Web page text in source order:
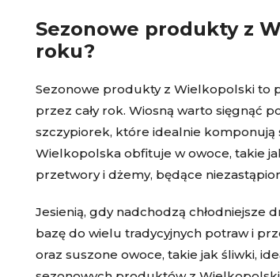
Sezonowe produkty z
roku?
Sezonowe produkty z Wielkopolski to
przez cały rok. Wiosną warto sięgnąć
szczypiorek, które idealnie komponują
Wielkopolska obfituje w owoce, takie
przetwory i dżemy, będące
Jesienią, gdy nadchodzą chłodniejsze
bazę do wielu tradycyjnych potraw i
oraz suszone owoce, takie jak śliwki,